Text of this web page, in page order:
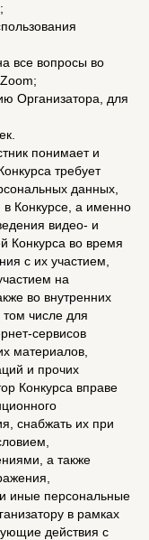
все вопросы во
Организатора, для
понимает и
требует
данных,
в Конкурсе, а именно
видео- и
Конкурса во время
с их участием,
на
во внутренних
том числе для
сервисов
материалов,
и прочих
Конкурса вправе
снабжать их при
а также
иные персональные
в рамках
действия с